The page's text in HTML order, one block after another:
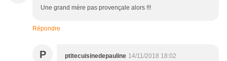
Une grand mère pas provençale alors !!!
Répondre
P ptitecuisinedepauline 14/11/2018 18:02